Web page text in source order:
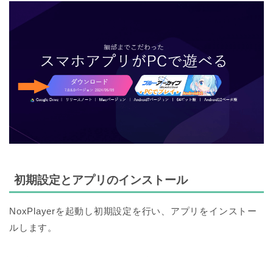
初期設定とアプリのインストール
NoxPlayerを起動し初期設定を行い、アプリをインストー
ルします。